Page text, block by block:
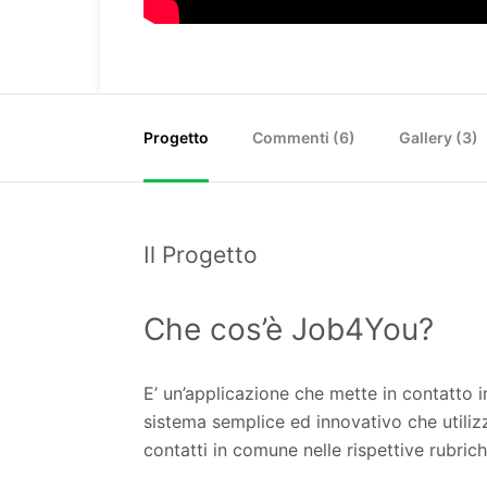
Progetto Commenti (6) Gallery (3)
Il Progetto
Che cos’è Job4You?
E’ un’applicazione che mette in
sistema semplice ed innovativo che
contatti in comune nelle rispettive